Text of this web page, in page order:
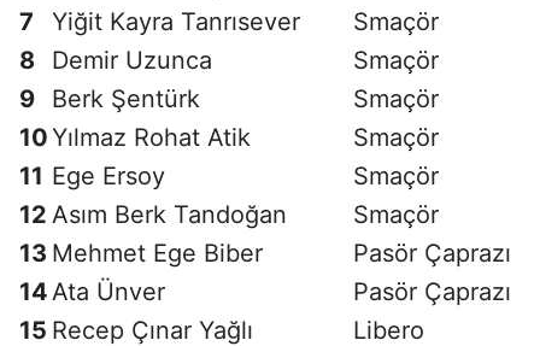
7
Yiğit Kayra Tanrısever
Smaçör
8
Demir Uzunca
Smaçör
9
Berk Şentürk
Smaçör
10Yılmaz Rohat Atik
Smaçör
11 Ege Ersoy
Smaçör
12 Asım Berk Tandoğan
Smaçör
13 Mehmet Ege Biber
Pasör Çaprazı
14Ata Ünver
Pasör Çaprazı
15 Recep Çınar Yağlı
Libero